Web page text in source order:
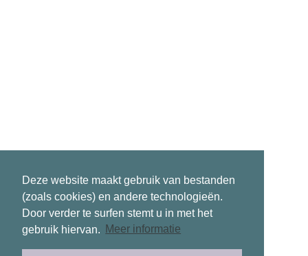
Deze website maakt gebruik van bestanden
(zoals cookies) en andere technologieën.
Door verder te surfen stemt u in met het
gebruik hiervan.
Meer informatie